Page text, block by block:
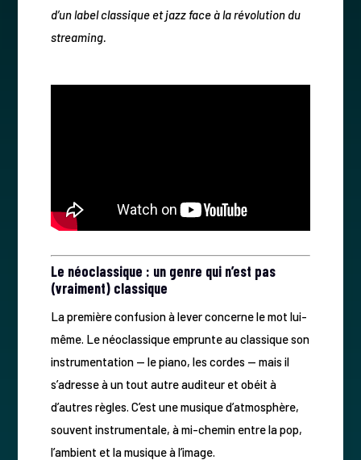
d’un label classique et jazz face à la révolution du
streaming.
Le néoclassique : un genre qui n’est pas
(vraiment) classique
La première confusion à lever concerne le mot lui-
même. Le néoclassique emprunte au classique son
instrumentation — le piano, les cordes — mais il
s’adresse à un tout autre auditeur et obéit à
d’autres règles. C’est une musique d’atmosphère,
souvent instrumentale, à mi-chemin entre la pop,
l’ambient et la musique à l’image.